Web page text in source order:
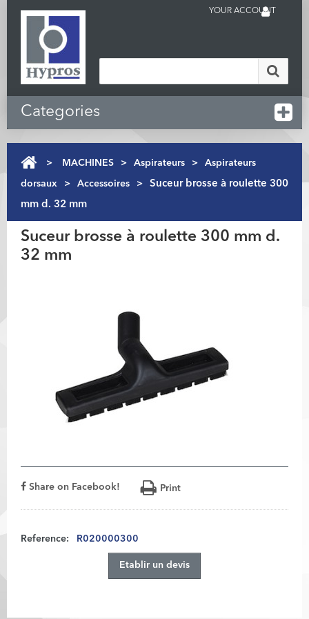
YOUR ACCOUNT
Categories
> MACHINES > Aspirateurs > Aspirateurs
dorsaux > Accessoires >
Suceur brosse à roulette 300
mm d. 32 mm
Suceur brosse à roulette 300 mm d.
32 mm
Share on Facebook! Print
Reference: R020000300
Etablir un devis